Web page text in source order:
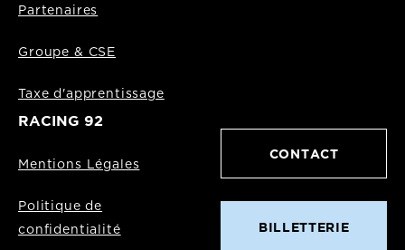
Partenaires
Groupe & CSE
Taxe d'apprentissage
RACING 92
Mentions Légales
Politique de
confidentialité
CONTACT
BILLETTERIE